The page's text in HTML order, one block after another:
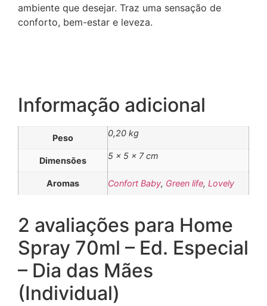
ambiente que desejar. Traz uma sensação de
conforto, bem-estar e leveza.
Informação adicional
Peso 0,20 kg
Dimensões 5 × 5 × 7 cm
Aromas Confort Baby, Green life, Lovely
2 avaliações para Home
Spray 70ml – Ed. Especial
– Dia das Mães
(Individual)